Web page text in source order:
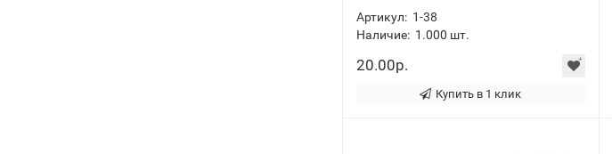
Артикул: 1-38
Наличие: 1.000 шт.
20.00р.
Купить в 1 клик